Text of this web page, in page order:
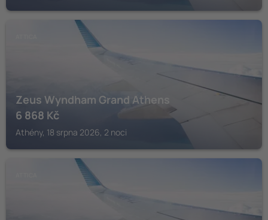
Zeus Wyndham Grand Athens
6 868 Kč
Athény, 18 srpna 2026, 2 noci